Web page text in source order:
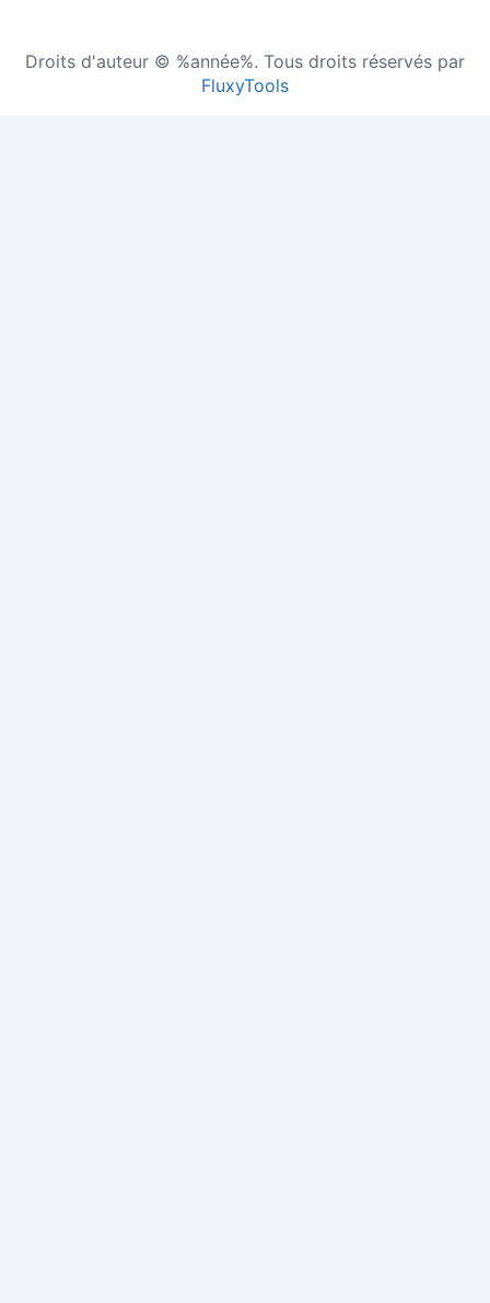
Droits d'auteur © %année%. Tous droits réservés par
FluxyTools